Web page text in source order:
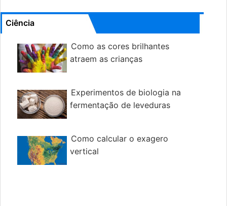
Ciência
Como as cores brilhantes
atraem as crianças
Experimentos de biologia na
fermentação de leveduras
Como calcular o exagero
vertical